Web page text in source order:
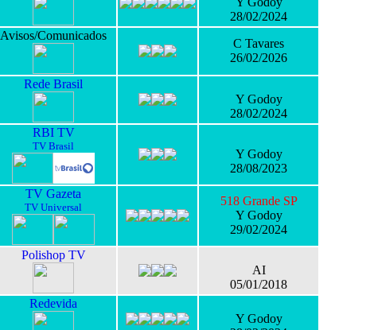
28/02/2024
Avisos/Comunicados
C Tavares
26/02/2026
Rede Brasil
Y Godoy
28/02/2024
RBI TV
TV Brasil
Y Godoy
28/08/2023
TV Gazeta
TV Universal
518 Grande SP
Y Godoy
29/02/2024
Polishop TV
AI
05/01/2018
Redevida
Y Godoy